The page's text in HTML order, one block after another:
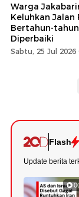
Warga
Keluhkan Jalan
Bertahun-
Diperbaiki
Sabtu, 25 Jul 2026
Flash
Update berita